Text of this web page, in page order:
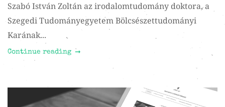
Szabó István Zoltán az irodalomtudomány doktora, a
Szegedi Tudományegyetem Bölcsészettudományi
Karának...
Continue reading